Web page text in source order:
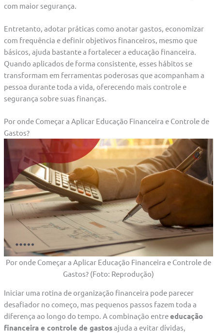
com maior segurança.
Entretanto, adotar práticas como anotar gastos, economizar
com frequência e definir objetivos financeiros, mesmo que
básicos, ajuda bastante a fortalecer a educação financeira.
Quando aplicados de forma consistente, esses hábitos se
transformam em ferramentas poderosas que acompanham a
pessoa durante toda a vida, oferecendo mais controle e
segurança sobre suas finanças.
Por onde Começar a Aplicar Educação Financeira e Controle de
Gastos?
Por onde Começar a Aplicar Educação Financeira e Controle de
Gastos? (Foto: Reprodução)
Iniciar uma rotina de organização financeira pode parecer
desafiador no começo, mas pequenos passos fazem toda a
diferença ao longo do tempo. A combinação entreeducação
financeira e controle de gastosajuda a evitar dívidas,